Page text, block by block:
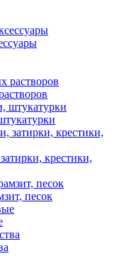
крестики,
песок